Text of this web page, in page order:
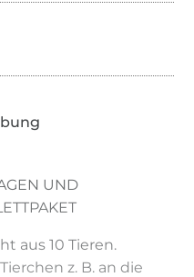
UND
aus 10 Tieren.
z. B. an die